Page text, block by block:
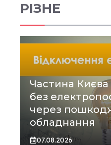
РІЗНЕ
Частина
без
через
обладнання
07.08.2026